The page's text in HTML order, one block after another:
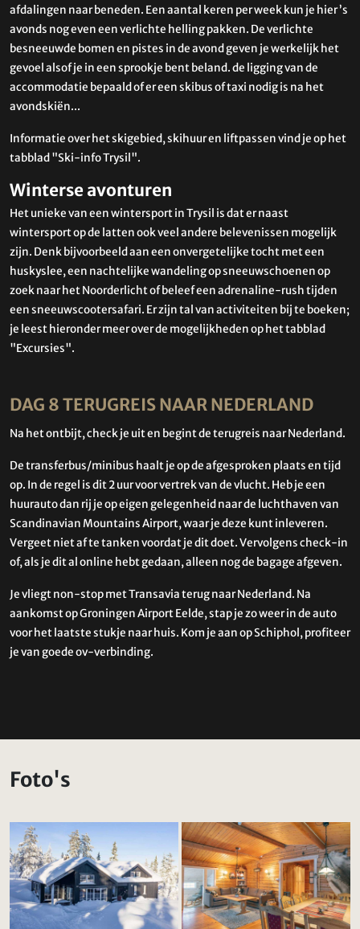
afdalingen naar beneden. Een aantal keren per week kun je hier ’s
avonds nog even een verlichte helling pakken. De verlichte
besneeuwde bomen en pistes in de avond geven je werkelijk het
gevoel alsof je in een sprookje bent beland. de ligging van de
accommodatie bepaald of er een skibus of taxi nodig is na het
avondskiën...
Informatie over het skigebied, skihuur en liftpassen vind je op het
tabblad "Ski-info Trysil".
Winterse avonturen
Het unieke van een wintersport in Trysil is dat er naast
wintersport op de latten ook veel andere belevenissen mogelijk
zijn. Denk bijvoorbeeld aan een onvergetelijke tocht met een
huskyslee, een nachtelijke wandeling op sneeuwschoenen op
zoek naar het Noorderlicht of beleef een adrenaline-rush tijden
een sneeuwscootersafari. Er zijn tal van activiteiten bij te boeken;
je leest hieronder meer over de mogelijkheden op het tabblad
"Excursies".
DAG 8 TERUGREIS NAAR NEDERLAND
Na het ontbijt, check je uit en begint de terugreis naar Nederland.
De transferbus/minibus haalt je op de afgesproken plaats en tijd
op. In de regel is dit 2 uur voor vertrek van de vlucht. Heb je een
huurauto dan rij je op eigen gelegenheid naar de luchthaven van
Scandinavian Mountains Airport, waar je deze kunt inleveren.
Vergeet niet af te tanken voordat je dit doet. Vervolgens check-in
of, als je dit al online hebt gedaan, alleen nog de bagage afgeven.
Je vliegt non-stop met Transavia terug naar Nederland. Na
aankomst op Groningen Airport Eelde, stap je zo weer in de auto
voor het laatste stukje naar huis. Kom je aan op Schiphol, profiteer
je van goede ov-verbinding.
Foto's